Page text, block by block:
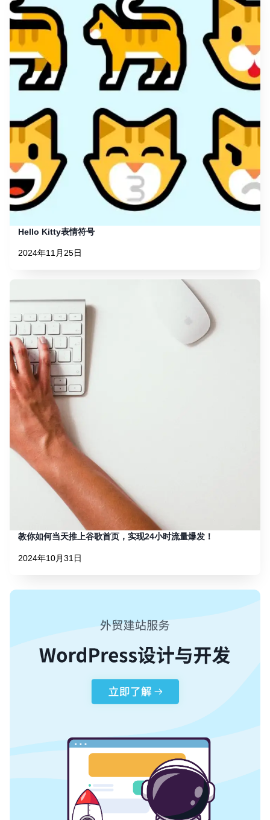
Hello Kitty表情符号
2024年11月25日
教你如何当天推上谷歌首页，实现24小时流量爆发！
2024年10月31日